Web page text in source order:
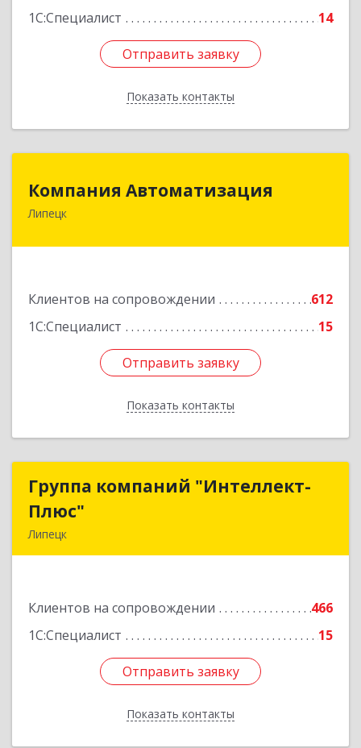
1С:Специалист
14
Отправить заявку
Показать контакты
Отправить заявку
Назад
Компания Автоматизация
Липецк
Клиентов на сопровождении
612
1С:Специалист
15
Отправить заявку
Показать контакты
398001, Липецкая обл, Липецк г, Победы пл,
Отправить заявку
Назад
Группа компаний "Интеллект-
Плюс"
Липецк
Клиентов на сопровождении
466
1С:Специалист
15
Отправить заявку
Показать контакты
Группа компаний "Интеллект-
Подробнее
Отправить заявку
Назад